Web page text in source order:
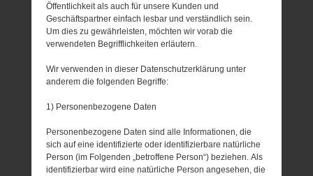
Öffentlichkeit als auch für unsere Kunden und
Geschäftspartner einfach lesbar und verständlich sein.
Um dies zu gewährleisten, möchten wir vorab die
verwendeten Begrifflichkeiten erläutern.
Wir verwenden in dieser Datenschutzerklärung unter
anderem die folgenden Begriffe:
1) Personenbezogene Daten
Personenbezogene Daten sind alle Informationen, die
sich auf eine identifizierte oder identifizierbare natürliche
Person (im Folgenden „betroffene Person“) beziehen. Als
identifizierbar wird eine natürliche Person angesehen, die